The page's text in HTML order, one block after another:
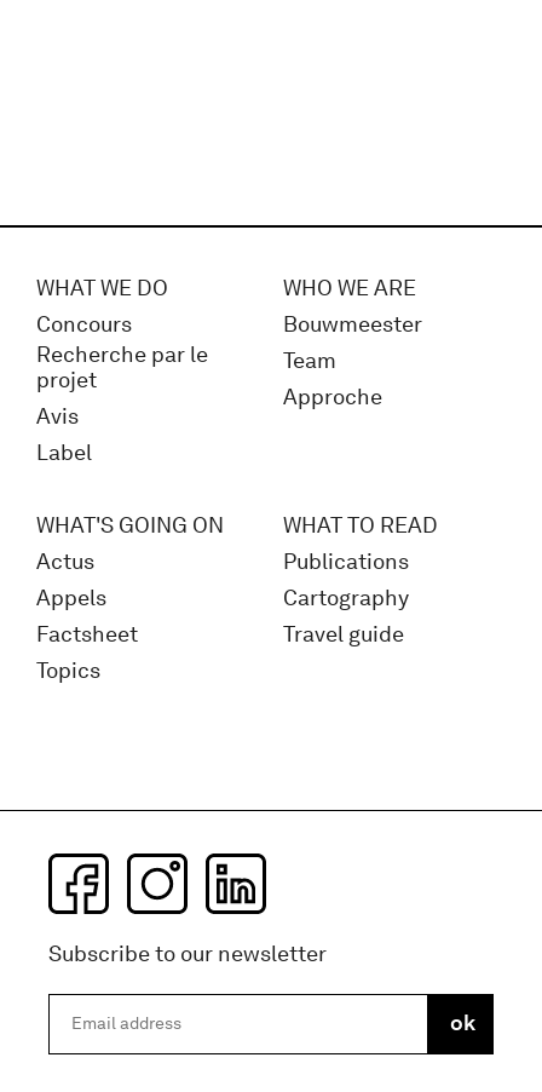
WHAT WE DO
Concours
Recherche par le
projet
Avis
Label
WHO WE ARE
Bouwmeester
Team
Approche
WHAT'S GOING ON
Actus
Appels
Factsheet
Topics
WHAT TO READ
Publications
Cartography
Travel guide
Subscribe to our newsletter